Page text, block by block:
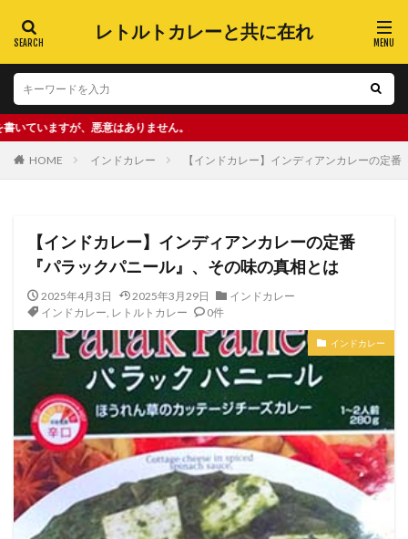
レトルトカレーと共に在れ
悪意はありません。
HOME インドカレー 【インドカレー】インディアンカレーの定
【インドカレー】インディアンカレーの定番
『パラックパニール』、その味の真相とは
2025年4月3日 2025年3月29日
インドカレー
インドカレー, レトルトカレー 0件
インドカレー